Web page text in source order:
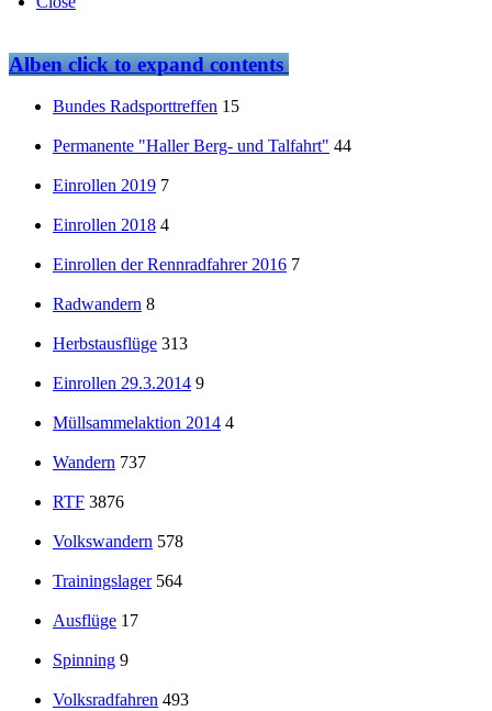
Albenclick to expand contents
Bundes Radsporttreffen 15
Permanente "Haller Berg- und Talfahrt" 44
Einrollen 2019 7
Einrollen 2018 4
Einrollen der Rennradfahrer 2016 7
Radwandern 8
Herbstausflüge 313
Einrollen 29.3.2014 9
Müllsammelaktion 2014 4
Wandern 737
RTF 3876
Volkswandern 578
Trainingslager 564
Ausflüge 17
Spinning 9
Volksradfahren 493